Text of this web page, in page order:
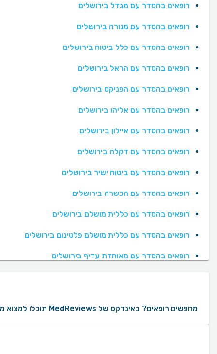
רופאים בהסדר עם מגדל בירושלים
רופאים בהסדר עם מנורה בירושלים
רופאים בהסדר עם כלל ביטוח בירושלים
רופאים בהסדר עם הראל בירושלים
רופאים בהסדר עם הפניקס בירושלים
רופאים בהסדר עם אליהו בירושלים
רופאים בהסדר עם איילון בירושלים
רופאים בהסדר עם דקלה בירושלים
רופאים בהסדר עם ביטוח ישיר בירושלים
רופאים בהסדר עם הכשרה בירושלים
רופאים בהסדר עם כללית מושלם בירושלים
רופאים בהסדר עם כללית מושלם פלטינום בירושלים
רופאים בהסדר עם מאוחדת עדיף בירושלים
מחפשים רופאים? באינדקס של MedReviews תוכלו למצוא מגוון רחב של רופאים עם עשרות ומאות חוות דעת ממטופלים אמיתיים. באמצעות MedReviews תוכלו ליצור קשר עם רופאים, לקבוע תור ולקבל מידע על הניסיון המקצועי שלהם. במידה והינכם מעוניינים לאתר רופאים לפי העדפות ספציפיות, ניתן למקד את החיפוש לפי אזורים בארץ, שפת נותן השירות, מין הרופא או הרופאה, קופות חולים או חברת ביטוח שעמם הרופא או הרופאה בהסדר, בתי חולים שבהם הרופא או הרופאה עובדים ועוד.